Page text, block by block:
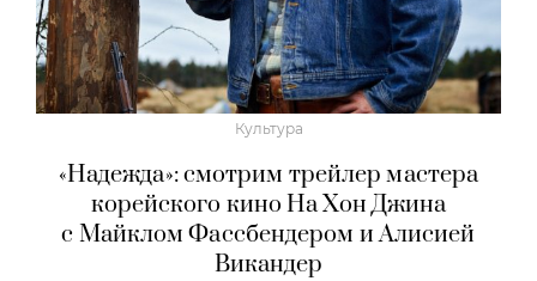
Культура
«Надежда»: смотрим трейлер мастера
корейского кино На Хон Джина
с Майклом Фассбендером и Алисией
Викандер